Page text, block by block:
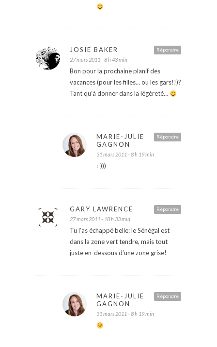
Répondre
JOSIE BAKER
27 mars 2011 - 8 h 43 min
Bon pour la prochaine planif des
vacances (pour les filles… ou les gars!!)?
Tant qu’à donner dans la légèreté…
Répondre
MARIE-JULIE
GAGNON
31 mars 2011 - 8 h 19 min
:-)))
Répondre
GARY LAWRENCE
27 mars 2011 - 18 h 33 min
Tu l’as échappé belle: le Sénégal est
dans la zone vert tendre, mais tout
juste en-dessous d’une zone grise!
Répondre
MARIE-JULIE
GAGNON
31 mars 2011 - 8 h 19 min